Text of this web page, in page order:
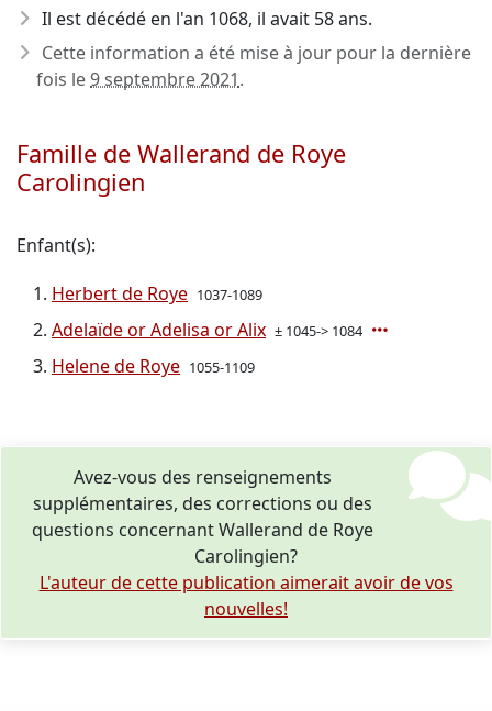
Il est décédé en l'an 1068, il avait 58 ans.
Cette information a été mise à jour pour la dernière
fois le9 septembre 2021.
Famille de Wallerand de Roye
Carolingien
Enfant(s):
Herbert de Roye 1037-1089
Adelaïde or Adelisa or Alix ± 1045-> 1084
Helene de Roye 1055-1109
Avez-vous des renseignements
supplémentaires, des corrections ou des
questions concernant Wallerand de Roye
Carolingien?
L'auteur de cette publication aimerait avoir de vos
nouvelles!